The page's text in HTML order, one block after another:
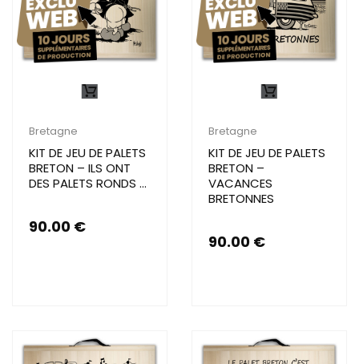
Bretagne
KIT DE JEU DE PALETS
BRETON – ILS ONT
DES PALETS RONDS …
90.00 €
Bretagne
KIT DE JEU DE PALETS
BRETON –
VACANCES
BRETONNES
90.00 €